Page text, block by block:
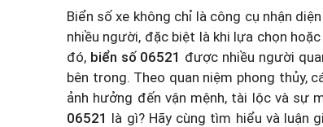
Biển số xe không chỉ là công cụ nhận
nhiều người, đặc biệt là khi lựa chọn hoặc
đó, biển số 06521 được nhiều người
bên trong. Theo quan niệm phong thủy,
ảnh hưởng đến vận mệnh, tài lộc và sự
06521 là gì? Hãy cùng tìm hiểu và luận